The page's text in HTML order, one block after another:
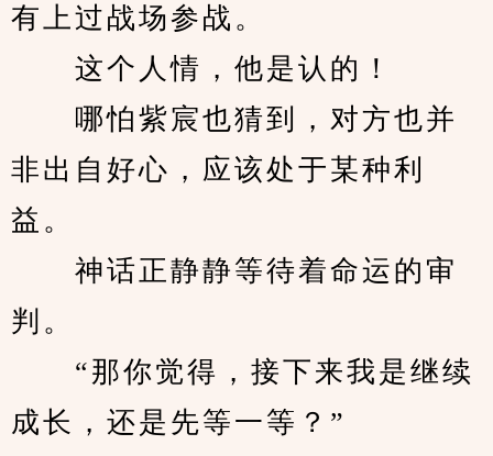
有上过战场参战。
这个人情，他是认的！
哪怕紫宸也猜到，对方也并
非出自好心，应该处于某种利
益。
神话正静静等待着命运的审
判。
“那你觉得，接下来我是继续
成长，还是先等一等？”